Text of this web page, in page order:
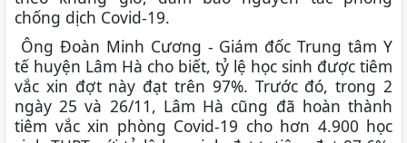
chống dịch Covid-19.
Ông Đoàn Minh Cương - Giám đốc Trung tâm Y
tế huyện Lâm Hà cho biết, tỷ lệ học sinh được tiêm
vắc xin đợt này đạt trên 97%. Trước đó, trong 2
ngày 25 và 26/11, Lâm Hà cũng đã hoàn thành
tiêm vắc xin phòng Covid-19 cho hơn 4.900 học